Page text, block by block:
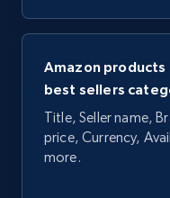
Amazon
best sellers
Title, Seller name,
price, Currency,
more.